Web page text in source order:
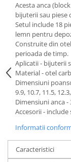
Acesta anca
bijuterii sau piese
Setul include 18
lemn pentru
Construite din
perioada de timp.
Aplicatii - bijuterii
Material - otel
Dimensiuni
9.9, 10.7, 11.5,
Dimensiuni anca
Accesorii -
Informatii
Caracteristici